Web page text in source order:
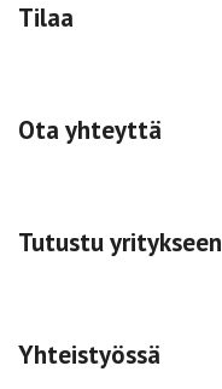
Tilaa
Ota yhteyttä
Tutustu yritykseen
Yhteistyössä